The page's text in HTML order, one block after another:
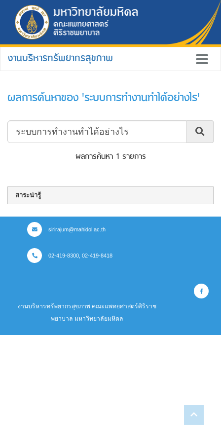
งานบริหารทรัพยากรสุขภาพ
ผลการค้นหาของ 'ระบบการทำงานทำได้อย่างไร'
ผลการค้นหา 1 รายการ
สาระน่ารู้
sirirajum@mahidol.ac.th
02-419-8300, 02-419-8418
งานบริหารทรัพยากรสุขภาพ คณะแพทยศาสตร์ศิริราช
พยาบาล มหาวิทยาลัยมหิดล